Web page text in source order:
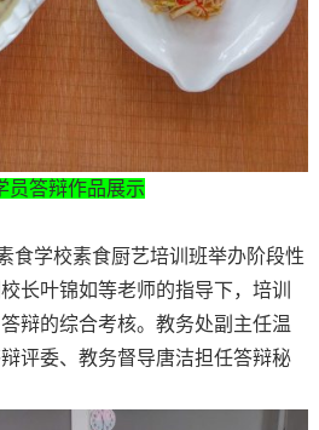
员答辩作品展示
食学校素食厨艺培训班举办阶段性
长叶锦如等老师的指导下，培训
辩的综合考核。教务处副主任温
评委、教务督导唐洁担任答辩秘